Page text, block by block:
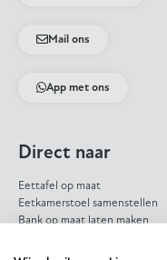
Mail ons
App met ons
Direct naar
Eettafel op maat
Eetkamerstoel samenstellen
Bank op maat laten maken
Dekton eettafel